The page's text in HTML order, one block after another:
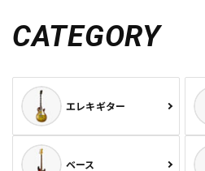
CATEGORY
エレキギター
ベース